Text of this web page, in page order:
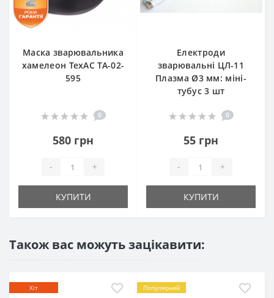
Маска зварювальника
хамелеон ТехАС TA-02-
595
0
580 грн
- +
КУПИТИ
Електроди
зварювальні ЦЛ-11
Плазма Ø3 мм: міні-
тубус 3 шт
0
55 грн
- +
КУПИТИ
Також вас можуть зацікавити:
Хіт
Популярний